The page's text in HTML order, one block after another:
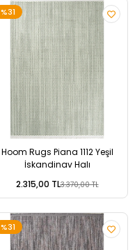
%31
Hoom Rugs Piana 1112 Yeşil
İskandinav Halı
2.315,00 TL3.370,00 TL
%31